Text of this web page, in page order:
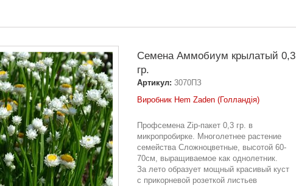
Семена Аммобиум крылатый 0,3
гр.
Артикул: 3070ПЗ
Виробник Hem Zaden (Голландія)
Профсемена Zip-пакет 0,3 гр. в
микропробирке. Многолетнее растение
семейства Сложноцветные, высотой 60-
70см, выращиваемое как однолетник.
За лето образует мощный красивый куст
с прикорневой розеткой листьев